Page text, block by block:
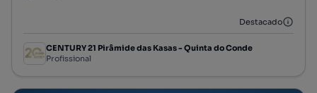
Destacado
CENTURY 21 Pirâmide das Kasas - Quinta do Conde
Profissional